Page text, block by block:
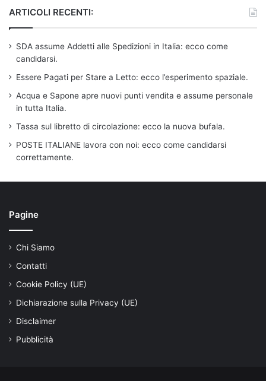
ARTICOLI RECENTI:
SDA assume Addetti alle Spedizioni in Italia: ecco come
candidarsi.
Essere Pagati per Stare a Letto: ecco l’esperimento spaziale.
Acqua e Sapone apre nuovi punti vendita e assume personale
in tutta Italia.
Tassa sul libretto di circolazione: ecco la nuova bufala.
POSTE ITALIANE lavora con noi: ecco come candidarsi
correttamente.
Pagine
Chi Siamo
Contatti
Cookie Policy (UE)
Dichiarazione sulla Privacy (UE)
Disclaimer
Pubblicità